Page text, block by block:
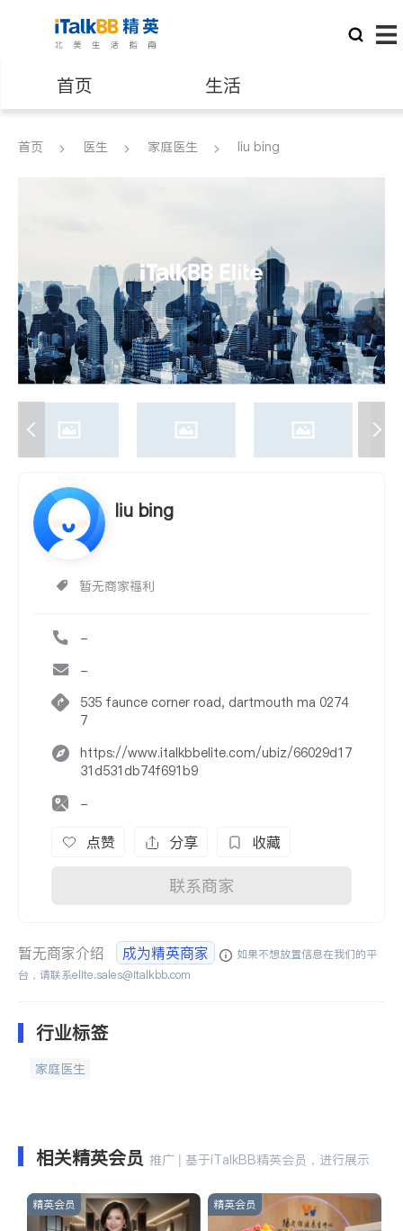
首页 生活
医生 律师
养老 非盈利组织
首页 医生 家庭医生 liu bing
liu bing
暂无商家福利
-
-
535 faunce corner road, dartmouth ma 0274
7
https://www.italkbbelite.com/ubiz/66029d17
31d531db74f691b9
-
点赞 分享 收藏
联系商家
暂无商家介绍 成为精英商家
如果不想放置信息在我们的平
台，请联系elite.sales@italkbb.com
行业标签
家庭医生
相关精英会员 推广 | 基于iTalkBB精英会员，进行展示
精英会员 精英会员